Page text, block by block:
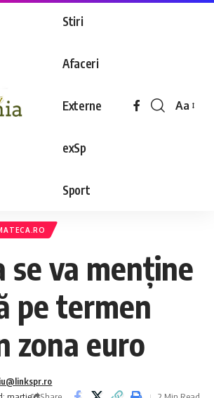
Stiri
Afaceri
Externe
exSp
Sport
Aa
se va menţine
pe termen
zona euro